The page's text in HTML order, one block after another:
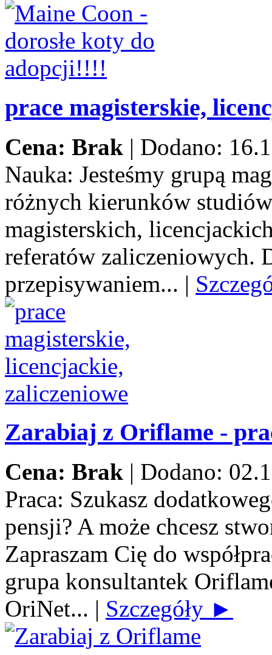
prace magisterskie,
Cena: Brak | Dodano:
Nauka: Jesteśmy grupą
różnych kierunków
magisterskich,
referatów zaliczeniowych.
przepisywaniem... |
Zarabiaj z Oriflame -
Cena: Brak | Dodano:
Praca: Szukasz
pensji? A może chcesz
Zapraszam Cię do
grupa konsultantek
OriNet... | Szczegóły ►